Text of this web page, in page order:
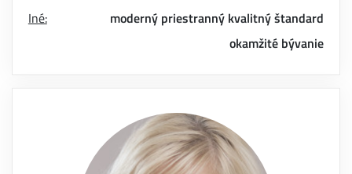
Iné:
moderný priestranný kvalitný štandard
okamžité bývanie